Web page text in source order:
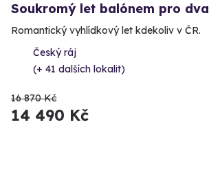
Soukromý let balónem pro dva
Romantický vyhlídkový let kdekoliv v ČR.
Český ráj
(+ 41 dalších lokalit)
16 870 Kč
14 490 Kč